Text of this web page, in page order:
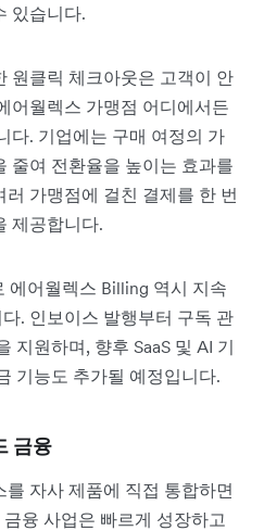
있습니다.
원클릭 체크아웃은 고객이 안
어월렉스 가맹점 어디에서든
다. 기업에는 구매 여정의 가
줄여 전환율을 높이는 효과를
가맹점에 걸친 결제를 한 번
제공합니다.
에어월렉스 Billing 역시 지속
. 인보이스 발행부터 구독 관
지원하며, 향후 SaaS 및 AI 기
기능도 추가될 예정입니다.
금융
자사 제품에 직접 통합하면
융 사업은 빠르게 성장하고